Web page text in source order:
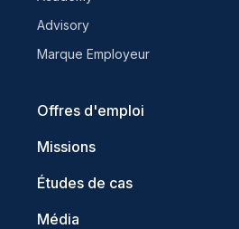
Advisory
Marque Employeur
Offres d'emploi
Missions
Études de cas
Média